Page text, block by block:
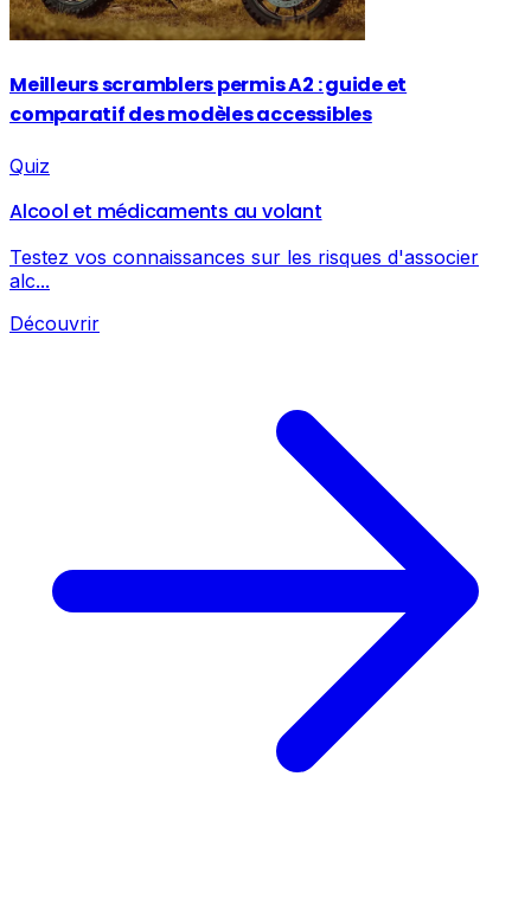
Meilleurs scramblers permis A2 : guide et
comparatif des modèles accessibles
Quiz
Alcool et médicaments au volant
Testez vos connaissances sur les risques d'associer
alc...
Découvrir